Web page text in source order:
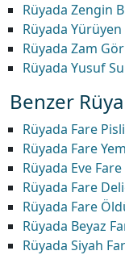
Rüyada Zengin
Rüyada
Rüyada Zam
Rüyada Yusuf
Benzer
Rüyada Fare
Rüyada Fare
Rüyada Eve
Rüyada Fare
Rüyada Fare
Rüyada Beyaz
Rüyada Siyah